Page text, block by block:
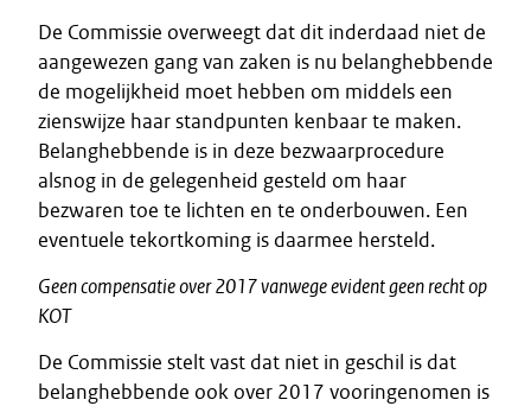
De Commissie overweegt dat dit inderdaad niet de
aangewezen gang van zaken is nu belanghebbende
de mogelijkheid moet hebben om middels een
zienswijze haar standpunten kenbaar te maken.
Belanghebbende is in deze bezwaarprocedure
alsnog in de gelegenheid gesteld om haar
bezwaren toe te lichten en te onderbouwen. Een
eventuele tekortkoming is daarmee hersteld.
Geen compensatie over 2017 vanwege evident geen recht op
KOT
De Commissie stelt vast dat niet in geschil is dat
belanghebbende ook over 2017 vooringenomen is